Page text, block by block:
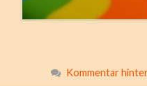
Kommentar